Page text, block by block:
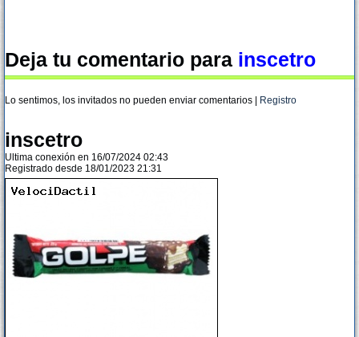
Deja tu comentario para inscetro
Lo sentimos, los invitados no pueden enviar comentarios | Registro
inscetro
Ultima conexión en 16/07/2024 02:43
Registrado desde 18/01/2023 21:31